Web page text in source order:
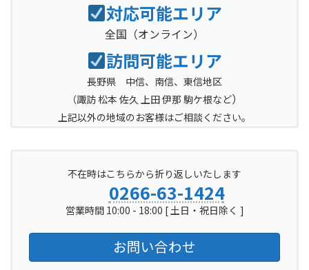
対応可能エリア
全国 （オンライン）
訪問可能エリア
長野県 中信、南信、東信地区
（諏訪 松本 佐久 上田 伊那 駒ケ根など）
上記以外の地域のお客様はご相談ください。
不在時はこちらから折り返しいたします
0266-63-1424
営業時間 10:00 - 18:00 [ 土日・祝日除く ]
お問い合わせ